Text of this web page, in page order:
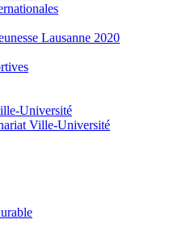
Lausanne 2020
Université
Ville-Université